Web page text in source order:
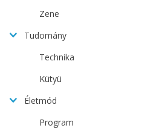
Zene
Tudomány
Technika
Kütyü
Életmód
Program